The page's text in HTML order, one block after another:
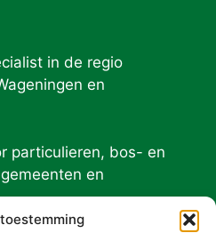
in de regio
en
particulieren, bos- en
en